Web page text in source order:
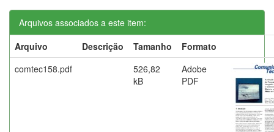
Arquivos associados a este item:
Arquivo
Descrição Tamanho
Formato
comtec158.pdf
526,82
kB
Adobe
PDF